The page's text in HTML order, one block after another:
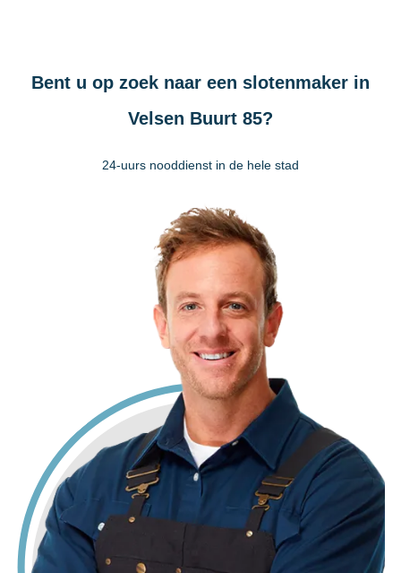
Bent u op zoek naar een slotenmaker in
Velsen Buurt 85?
24-uurs nooddienst in de hele stad